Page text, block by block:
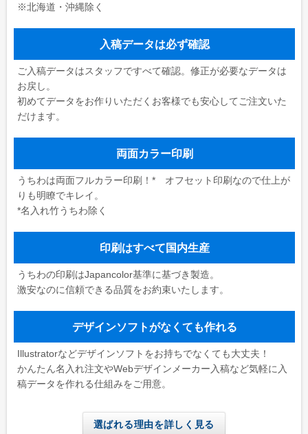
※北海道・沖縄除く
入稿データは必ず確認
ご入稿データはスタッフですべて確認。修正が必要なデータは
お戻し。
初めてデータをお作りいただくお客様でも安心してご注文いた
だけます。
両面カラー印刷
うちわは両面フルカラー印刷！* オフセット印刷なので仕上が
りも明瞭でキレイ。
*名入れ竹うちわ除く
印刷はすべて国内生産
うちわの印刷はJapancolor基準に基づき製造。
激安なのに信頼できる品質をお約束いたします。
デザインソフトがなくても作れる
Illustratorなどデザインソフトをお持ちでなくても大丈夫！
かんたん名入れ注文やWebデザインメーカー入稿など気軽に入
稿データを作れる仕組みをご用意。
選ばれる理由を詳しく見る